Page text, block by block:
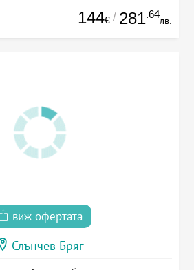
144€ / 281.64
лв.
виж офертата
Слънчев Бряг